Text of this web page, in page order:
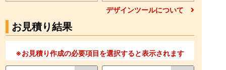
デザインツールについて
お見積り結果
※お見積り作成の必要項目を選択すると表示されます